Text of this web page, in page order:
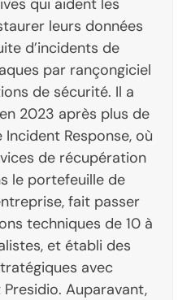
qui aident les
leurs données
d’incidents de
par rançongiciel
de sécurité. Il a
2023 après plus de
Response, où
de récupération
le portefeuille de
fait passer
techniques de 10 à
et établi des
avec
Presidio. Auparavant,